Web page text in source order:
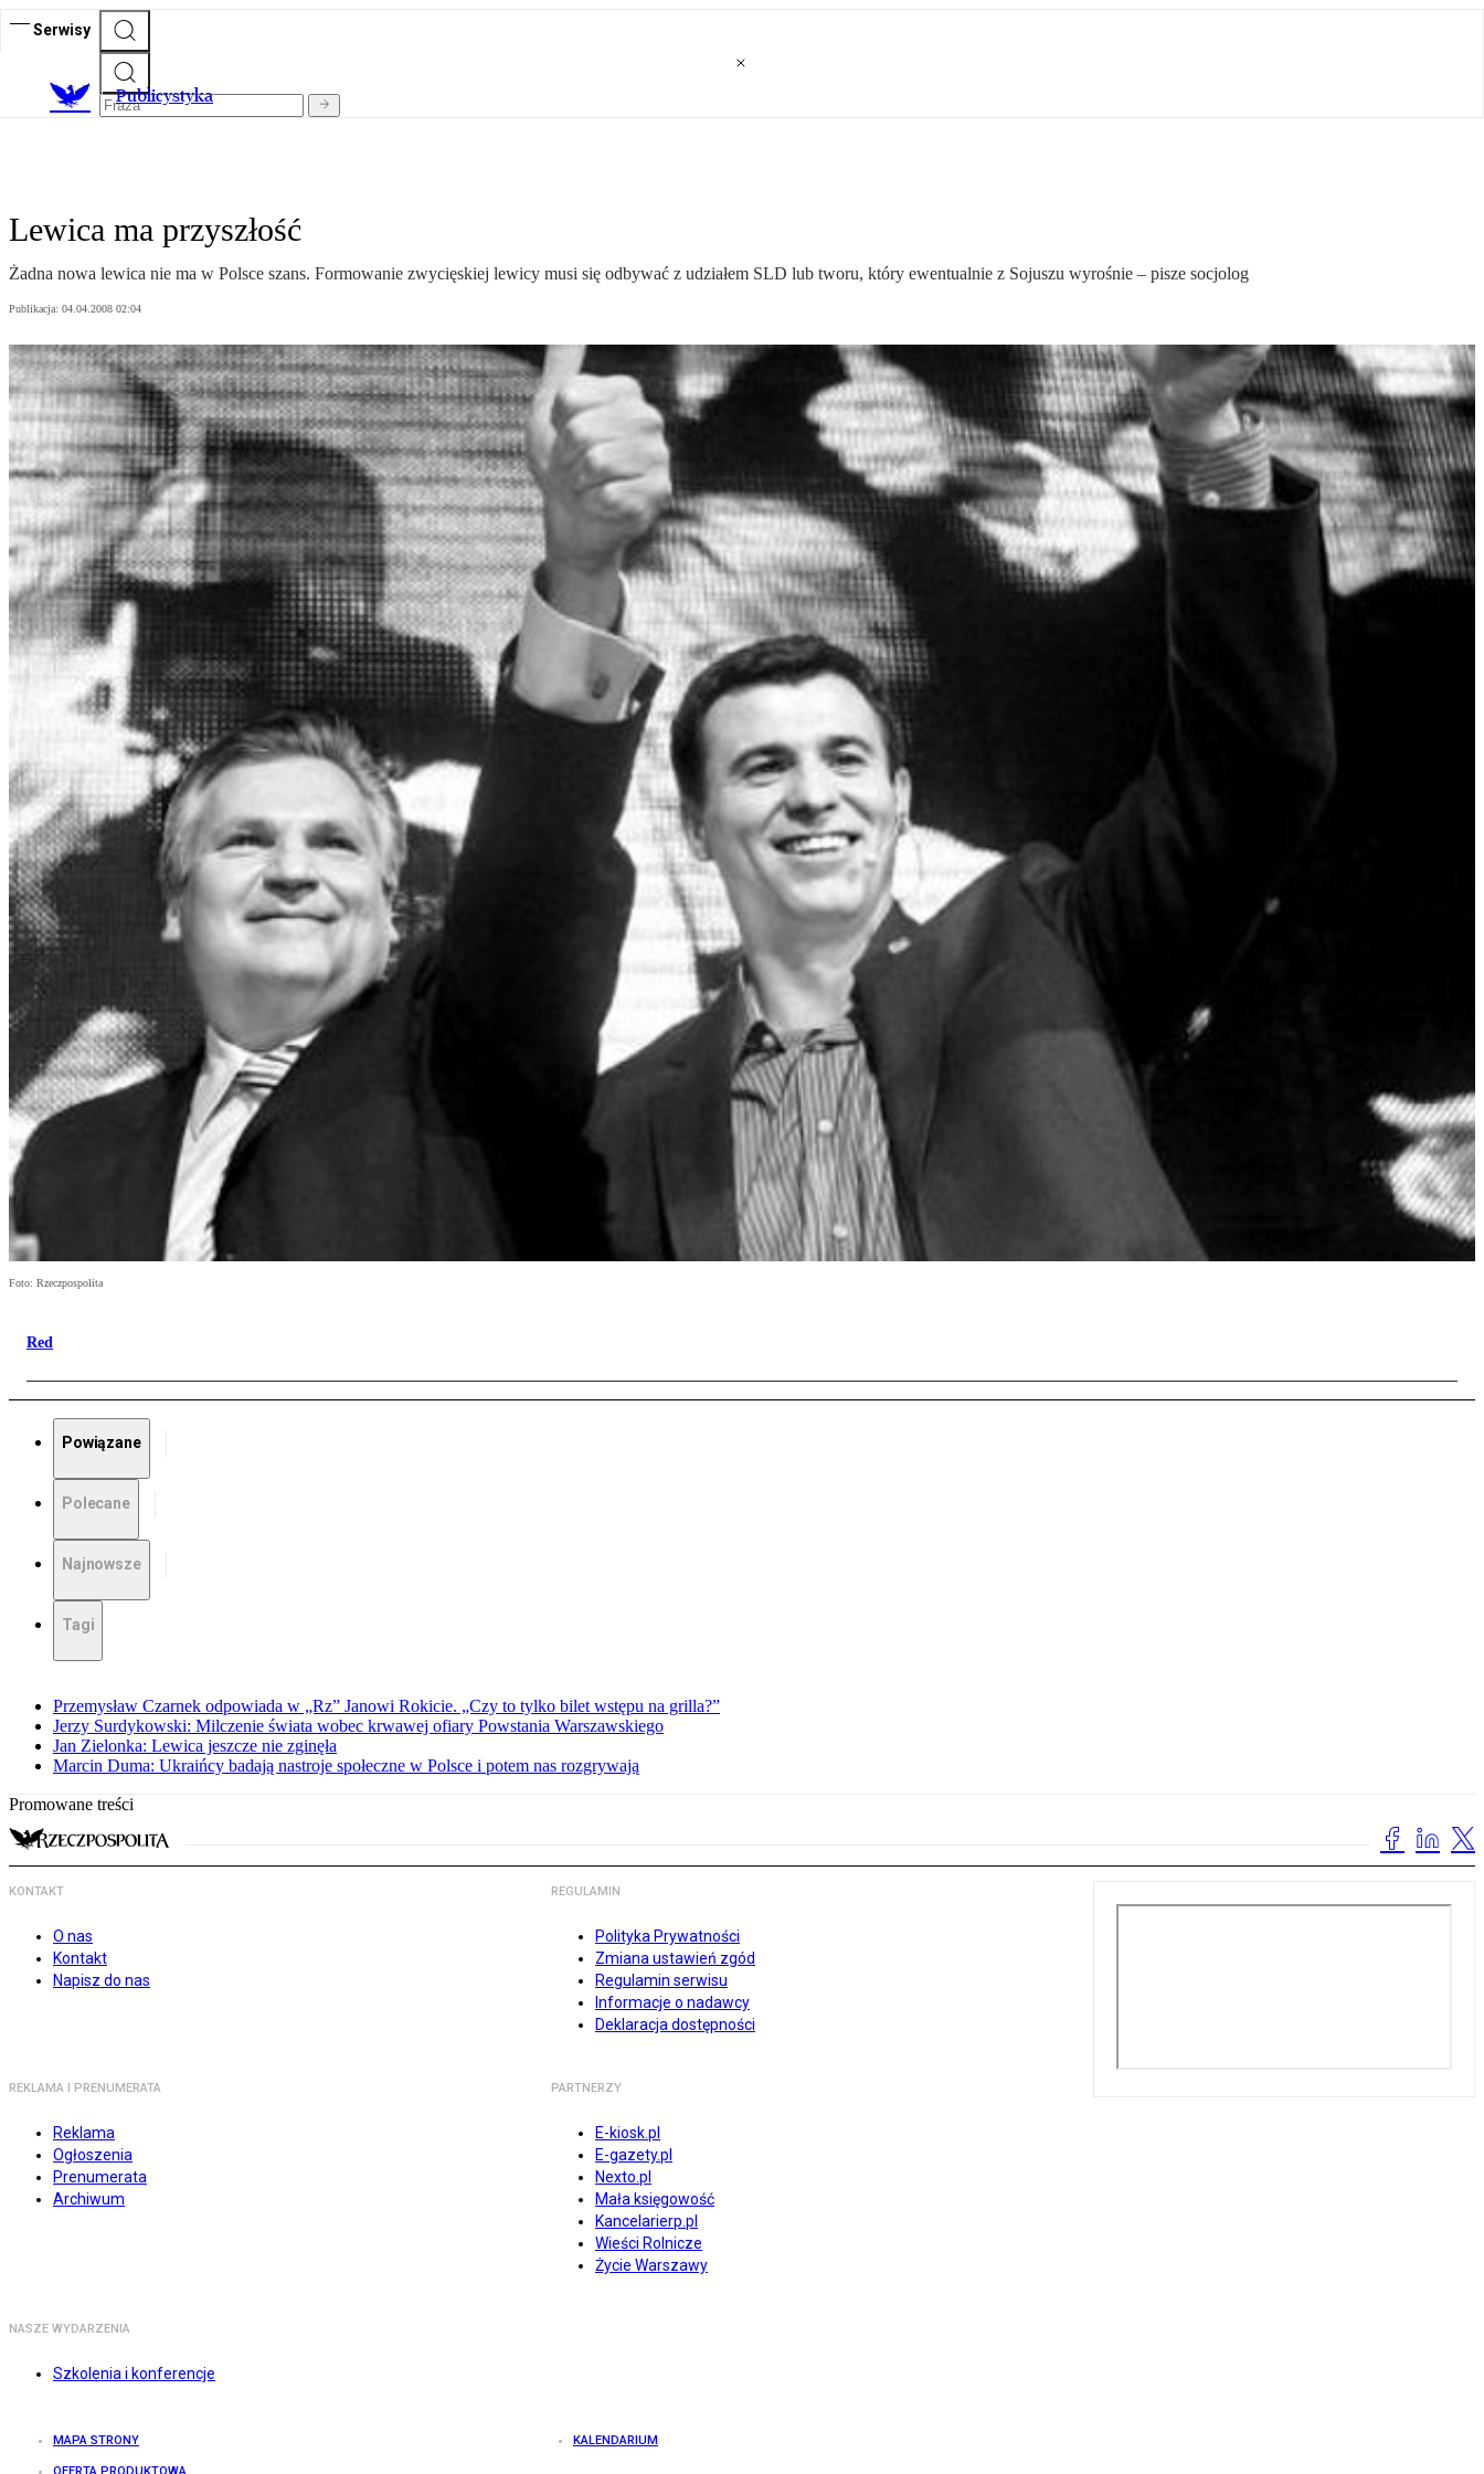
Serwisy
Publicystyka
Lewica ma przyszłość
Żadna nowa lewica nie ma w Polsce szans. Formowanie zwycięskiej lewicy musi się odbywać z udziałem SLD lub tworu, który ewentualnie z Sojuszu wyrośnie – pisze socjolog
Publikacja: 04.04.2008 02:04
Foto: Rzeczpospolita
Red
Powiązane
Polecane
Najnowsze
Tagi
Przemysław Czarnek odpowiada w „Rz” Janowi Rokicie. „Czy to tylko bilet wstępu na grilla?”
Jerzy Surdykowski: Milczenie świata wobec krwawej ofiary Powstania Warszawskiego
Jan Zielonka: Lewica jeszcze nie zginęła
Marcin Duma: Ukraińcy badają nastroje społeczne w Polsce i potem nas rozgrywają
Promowane treści
KONTAKT
O nas
Kontakt
Napisz do nas
REGULAMIN
Polityka Prywatności
Zmiana ustawień zgód
Regulamin serwisu
Informacje o nadawcy
Deklaracja dostępności
REKLAMA I PRENUMERATA
Reklama
Ogłoszenia
Prenumerata
Archiwum
PARTNERZY
E-kiosk.pl
E-gazety.pl
Nexto.pl
Mała księgowość
Kancelarierp.pl
Wieści Rolnicze
Życie Warszawy
NASZE WYDARZENIA
Szkolenia i konferencje
MAPA STRONY KALENDARIUM